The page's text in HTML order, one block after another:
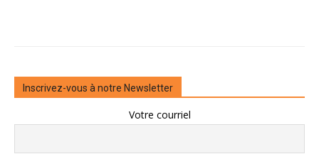
Inscrivez-vous à notre Newsletter
Votre courriel